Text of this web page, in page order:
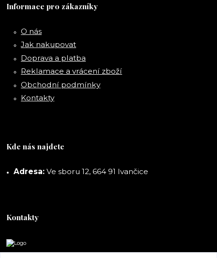
Informace pro zákazníky
O nás
Jak nakupovat
Doprava a platba
Reklamace a vrácení zboží
Obchodní podmínky
Kontakty
Kde nás najdete
Adresa: Ve sboru 12, 664 91 Ivančice
Kontakty